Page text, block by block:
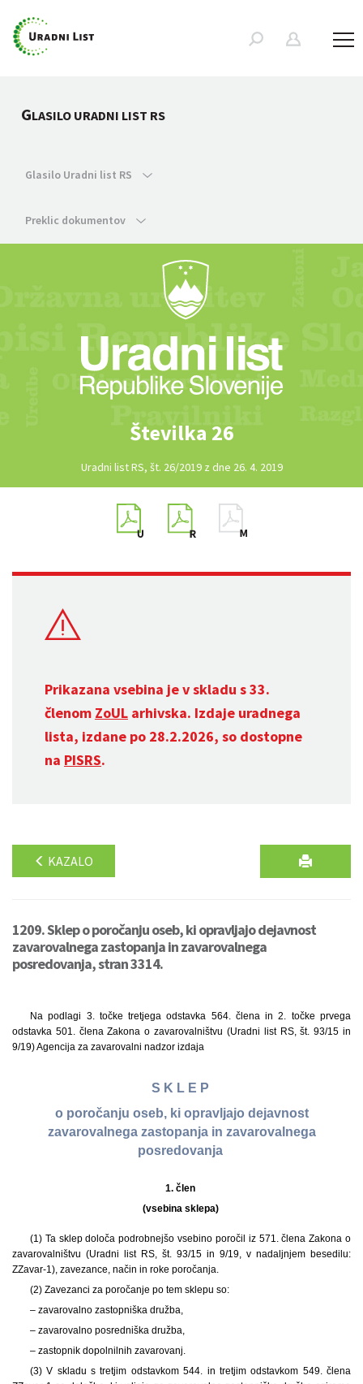
GLASILO URADNI LIST RS
Glasilo Uradni list RS
Preklic dokumentov
Številka 26
Uradni list RS, št. 26/2019 z dne 26. 4. 2019
Prikazana vsebina je v skladu s 33.
členom ZoUL arhivska. Izdaje uradnega
lista, izdane po 28.2.2026, so dostopne
na PISRS.
KAZALO
1209. Sklep o poročanju oseb, ki opravljajo dejavnost
zavarovalnega zastopanja in zavarovalnega
posredovanja, stran 3314.
Na podlagi 3. točke tretjega odstavka 564. člena in 2. točke prvega
odstavka 501. člena Zakona o zavarovalništvu (Uradni list RS, št. 93/15 in
9/19) Agencija za zavarovalni nadzor izdaja
S K L E P
o poročanju oseb, ki opravljajo dejavnost
zavarovalnega zastopanja in zavarovalnega
posredovanja
1. člen
(vsebina sklepa)
(1) Ta sklep določa podrobnejšo vsebino poročil iz 571. člena Zakona o
zavarovalništvu (Uradni list RS, št. 93/15 in 9/19, v nadaljnjem besedilu:
ZZavar-1), zavezance, način in roke poročanja.
(2) Zavezanci za poročanje po tem sklepu so:
– zavarovalno zastopniška družba,
– zavarovalno posredniška družba,
– zastopnik dopolnilnih zavarovanj.
(3) V skladu s tretjim odstavkom 544. in tretjim odstavkom 549. člena